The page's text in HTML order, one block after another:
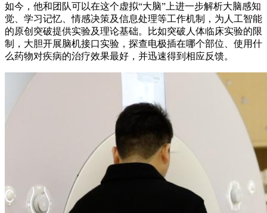
如今，他和团队可以在这个虚拟“大脑”上进一步解析大脑感知
觉、学习记忆、情感决策及信息处理等工作机制，为人工智能
的原创突破提供实验及理论基础。比如突破人体临床实验的限
制，大胆开展脑机接口实验，探查电极插在哪个部位、使用什
么药物对疾病的治疗效果最好，并迅速得到相应反馈。